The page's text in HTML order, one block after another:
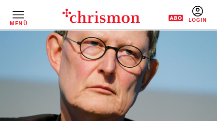
InhaltMENÜ